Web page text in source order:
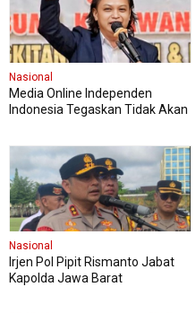
Nasional
Media Online Independen
Indonesia Tegaskan Tidak Akan
Nasional
Irjen Pol Pipit Rismanto Jabat
Kapolda Jawa Barat